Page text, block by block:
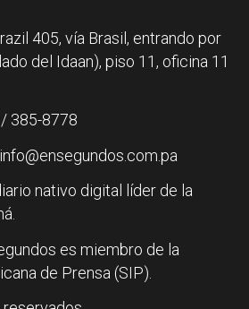
405, vía Brasil, entrando por
del Idaan), piso 11, oficina 11
385-8778
nativo digital líder de la
es miembro de la
de Prensa (SIP).